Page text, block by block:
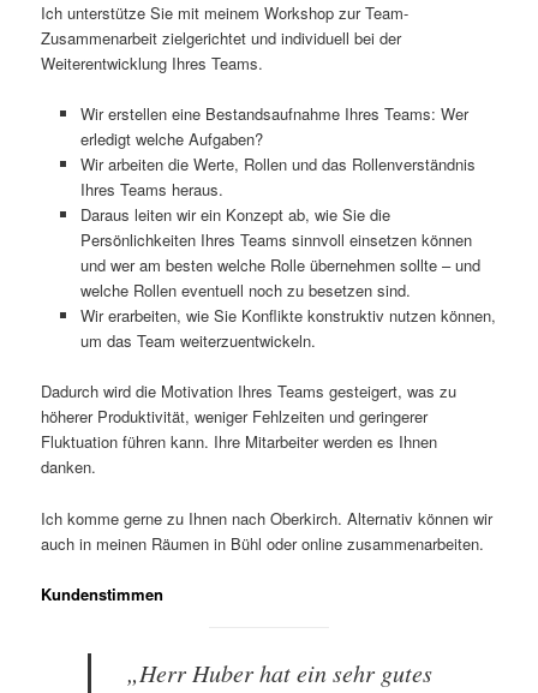
Ich unterstütze Sie mit meinem Workshop zur Team-
Zusammenarbeit zielgerichtet und individuell bei der
Weiterentwicklung Ihres Teams.
Wir erstellen eine Bestandsaufnahme Ihres Teams: Wer
erledigt welche Aufgaben?
Wir arbeiten die Werte, Rollen und das Rollenverständnis
Ihres Teams heraus.
Daraus leiten wir ein Konzept ab, wie Sie die
Persönlichkeiten Ihres Teams sinnvoll einsetzen können
und wer am besten welche Rolle übernehmen sollte – und
welche Rollen eventuell noch zu besetzen sind.
Wir erarbeiten, wie Sie Konflikte konstruktiv nutzen können,
um das Team weiterzuentwickeln.
Dadurch wird die Motivation Ihres Teams gesteigert, was zu
höherer Produktivität, weniger Fehlzeiten und geringerer
Fluktuation führen kann. Ihre Mitarbeiter werden es Ihnen
danken.
Ich komme gerne zu Ihnen nach Oberkirch. Alternativ können wir
auch in meinen Räumen in Bühl oder online zusammenarbeiten.
Kundenstimmen
„Herr Huber hat ein sehr gutes